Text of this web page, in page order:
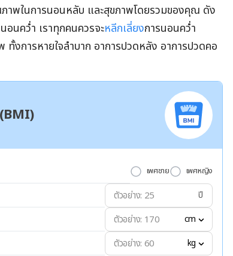
พในการนอนหลับ และสุขภาพโดยรวมของคุณ ดัง
อนคว่ำ เราทุกคนควรจะหลีกเลี่ยงการนอนคว่ำ
ทั้งการหายใจลำบาก อาการปวดหลัง อาการปวดคอ
เพศชาย เพศหญิง
ปี
cm
kg